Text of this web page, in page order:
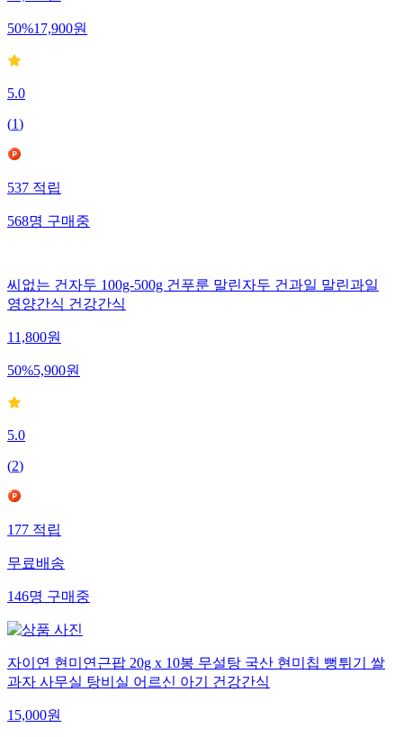
50%17,900원
5.0
(1)
537적립
568명구매중
씨없는 건자두 100g-500g 건푸룬 말린자두 건과일 말린과일
영양간식 건강간식
11,800원
50%5,900원
5.0
(2)
177적립
무료배송
146명구매중
자이연 현미연근팝 20g x 10봉 무설탕 국산 현미칩 뻥튀기 쌀
과자 사무실 탕비실 어르신 아기 건강간식
15,000원